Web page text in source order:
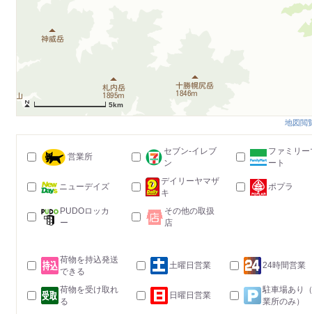
5km
地図閲
営業所
セブン-イレブ
ン
ファミリー
ート
ニューデイズ
デイリーヤマザ
キ
ポプラ
PUDOロッカ
ー
その他の取扱
店
荷物を持込発送
できる
土曜日営業 24時間営業
荷物を受け取れ
る
日曜日営業
駐車場あり
業所のみ）